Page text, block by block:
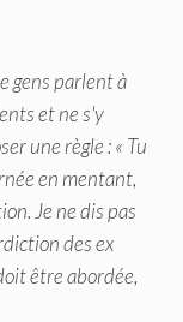
gens parlent à
et ne s'y
une règle : « Tu
en mentant,
Je ne dis pas
des ex
être abordée,